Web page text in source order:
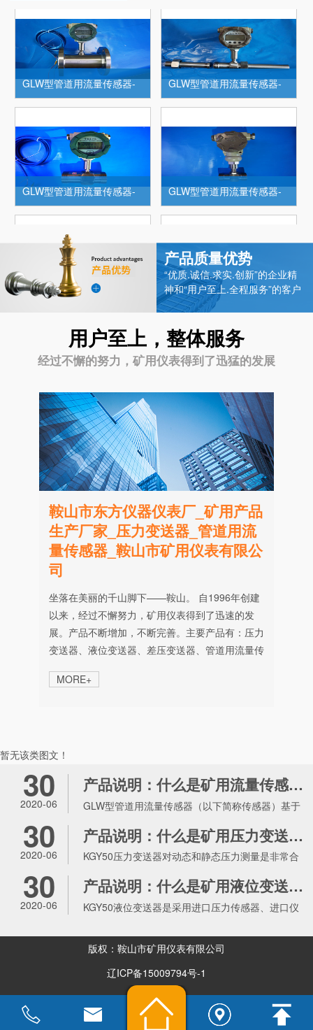
法兰式带显示4 带显示4-20
带显示4-20 不带显示4-2
不带显示4-2
KGY温度传感器 投入式液位(厂用防爆)
液位计（矿用防爆、煤安认
证）
KGY50压力变送器-带显示 KGY50压力变送器-带显示
KGY50压力变送器 GLW型管道用流量传感器-
产品质量优势
“优质.诚信.求实.创新”的企业精
神和“用户至上.全程服务”的客户
理念是我们的力量不竭的源泉。
户无微不至的专业化服务。我们
将以强劲的发展之势，高品质的
产品回报于广大用户对我们的支
用户至上，整体服务
经过不懈的努力，矿用仪表得到了迅猛的发展
鞍山市东方仪器仪表厂_矿用产品
生产厂家_压力变送器_管道用流
量传感器_鞍山市矿用仪表有限公
司
坐落在美丽的千山脚下——鞍山。 自1996年创建
以来，经过不懈努力，矿用仪表得到了迅速的发
展。产品不断增加，不断完善。主要产品有：压力
变送器、液位变送器、差压变送器、管道用流量传
温度、流量、仪表五大参数测量。其中，压力变送
高。经过与瑞士KRISTAL仪器公司的多年合作，
我们拥有先进的制造工艺和技术。管理体制也日趋
完善，通过了ISO 9001：2000质量体系认证。使
产品质量有了更可靠的保障。并以其独特的性能在
广大用户中享有较高信誉。产品遍布全国各地，覆
盖煤炭、矿山、石油.化工.冶金.电力.造纸.轻工.制
药.食品等行业。 “优质.诚信.求实.创新”的企业精
神和“用户至上.全程服务”的客户理念是我们的力量
不竭的源泉。专注于不断创新技术.专注于对客户
无微不至的专业化服务。我们将以强劲的发展之
MORE+
暂无该类图文！
30
2020-06
产品说明：什么是矿用流量传感器？
GLW型管道用流量传感器（以下简称传感器）基于
力矩平衡原理，属于速度式流量仪表。传感器具有
结构简单、轻巧、精度高、复现性好、反应灵敏，
安装维护使用方便等特点，广泛用于石油、煤矿、
化工、冶金、供水、造纸等行业，是流量计量和节
能的理想仪表。
30
2020-06
产品说明：什么是矿用压力变送器？
KGY50压力变送器对动态和静态压力测量是非常合
适和通用的。陶瓷压力传感器具有更好的抗腐蚀
性、高稳定性和高精度。由于它的固有频率和坚固
的结构，使该变送器经得起强烈的冲击和振动.
30
2020-06
产品说明：什么是矿用液位变送器？
KGY50液位变送器是采用进口压力传感器、进口仪
变送器是专门为煤矿井下防爆场所对油箱油位、水
井水位、煤浆液位进行测量而设计开发的，还可广
泛用于石油、化工、电力、给排水、造纸及食品行
业。可对高温燃料油、沥青、纸浆、泥浆、强、强
碱等恶劣环境下进行液位测量。
版权：鞍山市矿用仪表有限公司
辽ICP备15009794号-1